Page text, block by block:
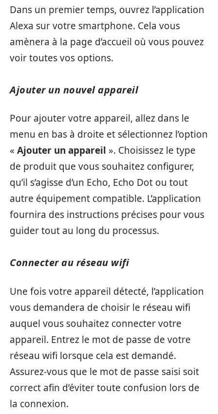
Dans un premier temps, ouvrez l’application
Alexa sur votre smartphone. Cela vous
amènera à la page d’accueil où vous pouvez
voir toutes vos options.
Ajouter un nouvel appareil
Pour ajouter votre appareil, allez dans le
menu en bas à droite et sélectionnez l’option
« Ajouter un appareil ». Choisissez le type
de produit que vous souhaitez configurer,
qu’il s’agisse d’un Echo, Echo Dot ou tout
autre équipement compatible. L’application
fournira des instructions précises pour vous
guider tout au long du processus.
Connecter au réseau wifi
Une fois votre appareil détecté, l’application
vous demandera de choisir le réseau wifi
auquel vous souhaitez connecter votre
appareil. Entrez le mot de passe de votre
réseau wifi lorsque cela est demandé.
Assurez-vous que le mot de passe saisi soit
correct afin d’éviter toute confusion lors de
la connexion.